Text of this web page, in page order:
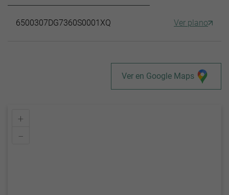
6500307DG7360S0001XQ Ver plano
Ver en Google Maps
+
–